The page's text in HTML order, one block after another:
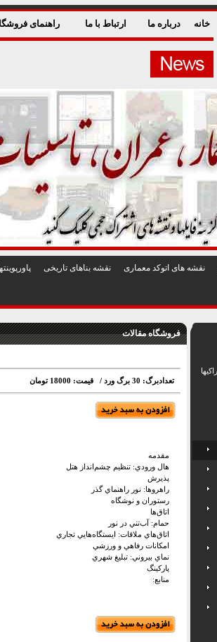
خانه درباره ما ارتباط با ما راهنمای
نقشه های اتوکد معماری نقشه بناهای تاريخی
فروشگاه مقالات
تعدادبرگ: 30 برگ ورد / قیمت: 18000 تومان
مقدمه
هال ورودي: تنظيم چشم‌انداز هتل
پذيرش
راهروها: نور راهنماي گذر
رستوران و نوشگاه
اتاق‌ها
حمام: آب‌تني در نور
اتاق‌هاي ملاقات: ايستگاه‌هايي تجاري
امكانات رفاهي و ورزشي
نماي بيروني: تبليغ شهري
پاركينگ
منابع: